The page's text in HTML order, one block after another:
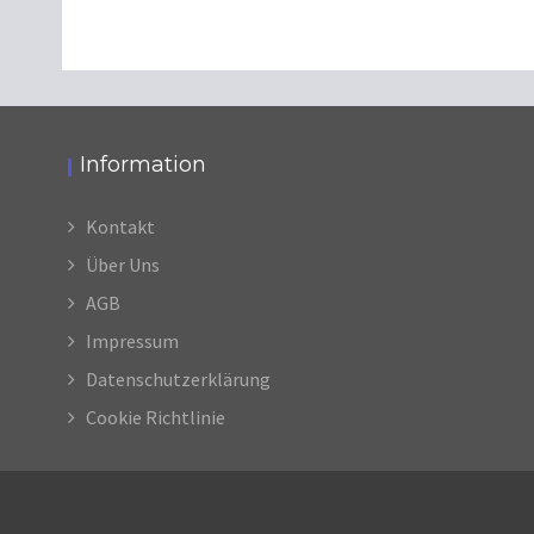
Information
Kontakt
Über Uns
AGB
Impressum
Datenschutzerklärung
Cookie Richtlinie